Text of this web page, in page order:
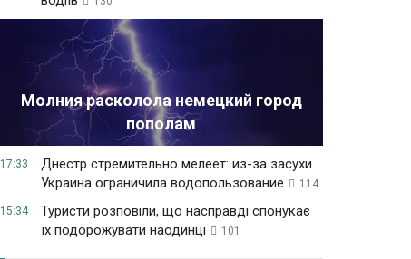
Молния расколола немецкий город
пополам
17:33
Днестр стремительно мелеет: из-за засухи
Украина ограничила водопользование
114
15:34
Туристи розповіли, що насправді спонукає
їх подорожувати наодинці
101